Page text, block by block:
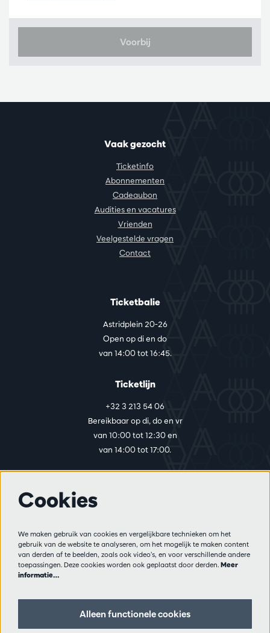
Voorbij
Vaak gezocht
Ticketinfo
Abonnementen
Cadeaubon
Audities en vacatures
Vrienden
Veelgestelde vragen
Contact
Ticketbalie
Astridplein 20-26
Open op di en do
van 14:00 tot 16:45.
Ticketlijn
+32 3 213 54 06
Bereikbaar op di, do en vr
van 10:00 tot 12:30 en
van 14:00 tot 17:00.
Privacy
Verkoopsvoorwaarden
Pers
Volg ons
Cookies
We maken gebruik van cookies en vergelijkbare technieken om het
gebruik van de website te analyseren, om het mogelijk te maken content
van derden af te beelden, zoals ook video’s, en voor verschillende andere
toepassingen. Deze cookies worden ook geplaatst door derden. Meer
informatie…
Alleen functionele cookies